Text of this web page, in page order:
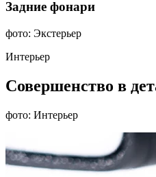
Задние фонари
фото: Экстерьер
Интерьер
Совершенство в
фото: Интерьер